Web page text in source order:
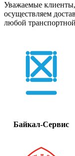
Уважаемые
осуществляем
любой
Байкал-Сервис